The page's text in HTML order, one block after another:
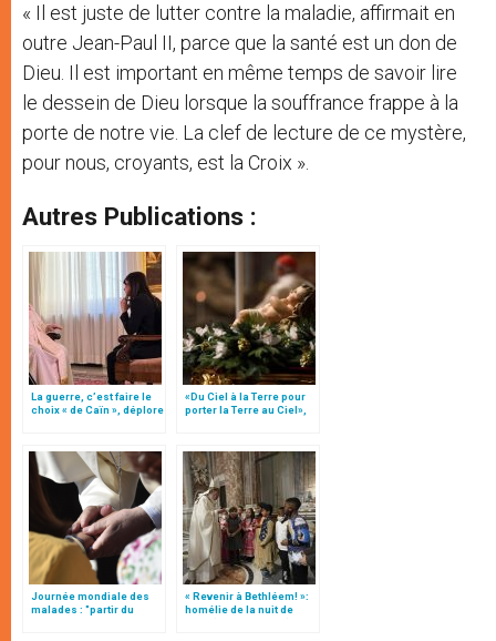
« Il est juste de lutter contre la maladie, affirmait en
outre Jean-Paul II, parce que la santé est un don de
Dieu. Il est important en même temps de savoir lire
le dessein de Dieu lorsque la souffrance frappe à la
porte de notre vie. La clef de lecture de ce mystère,
pour nous, croyants, est la Croix ».
Autres Publications :
La guerre, c’est faire le
choix « de Caïn », déplore
«Du Ciel à la Terre pour
porter la Terre au Ciel»,
Journée mondiale des
malades : "partir du
« Revenir à Bethléem! »:
homélie de la nuit de
Noël (texte complet)